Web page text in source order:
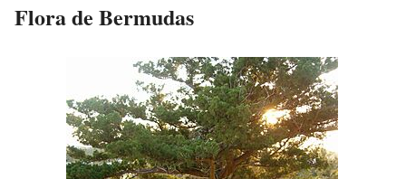
Flora de Bermudas